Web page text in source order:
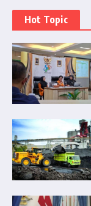
Hot Topic